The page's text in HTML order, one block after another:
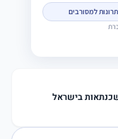
למסורבים
בישראל